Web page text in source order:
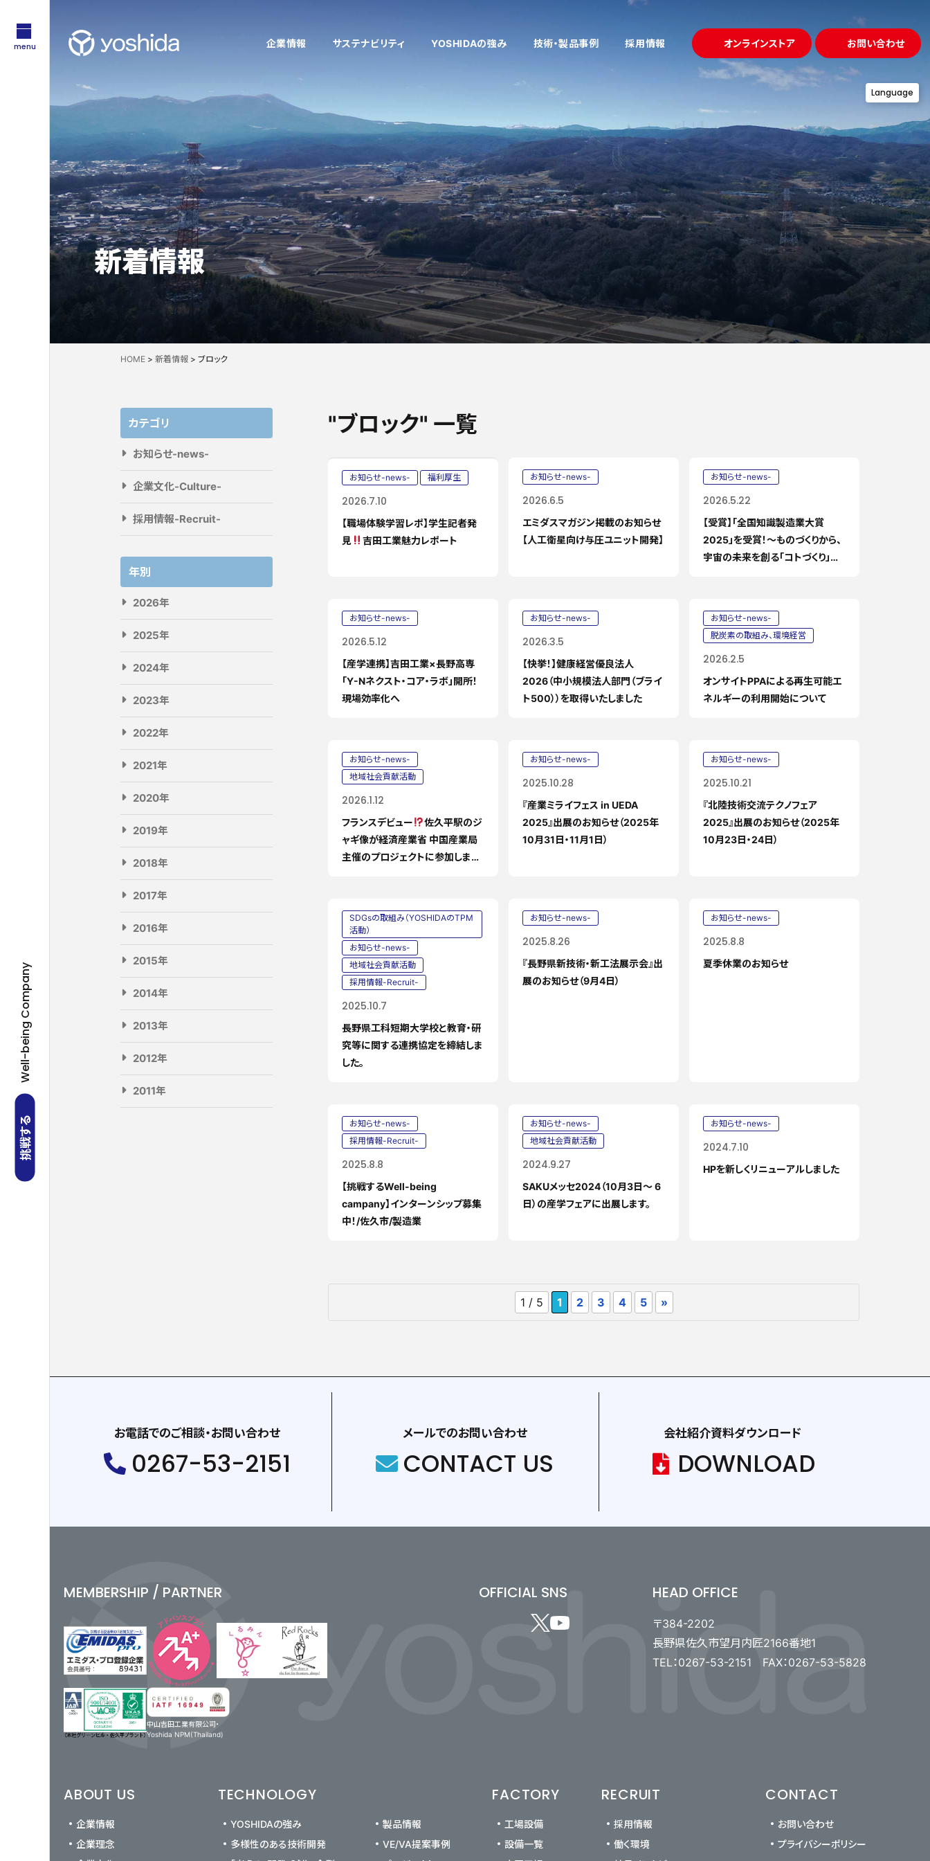
企業情報
About Us
企業情報
企業理念 企業文化 アクセス
新着情報 工場設備 設備一覧
サステナビリティ
Sustainability 健康経営
YOSHIDAの強み
YOSHIDAの強み
Feature
吉田工業の強み
多様性のある技術開発 「考える」開発・試作・金型 「溶かして固める」鋳造
「削る」切削 「仕上げる」表面処理・熱処理 「守る」品質
中国工場 タイ工場
技術・製品事例
技術・製品情報
Technology
製品情報 VE/VA提案事例 プロジェクト
自社商品
採用情報
Recruit
採用情報
働く環境 社員インタビュー 募集要項
採用お問い合わせフォーム
オンラインストア お問い合わせ
新着情報
HOME> 新着情報> ブロック
"ブロック" 一覧
お知らせ-news- 福利厚生
2026.7.10
【職場体験学習レポ】学生記者発
見
吉田工業魅力レポート
お知らせ-news-
2026.6.5
エミダスマガジン掲載のお知らせ
【人工衛星向け与圧ユニット開発】
お知らせ-news-
2026.5.22
【受賞】「全国知識製造業大賞
2025」を受賞！〜ものづくりから、
宇宙の未来を創る「コトづくり」
お知らせ-news-
2026.5.12
【産学連携】吉田工業×長野高専
「Y-Nネクスト・コア・ラボ」開所！
現場効率化へ
お知らせ-news-
2026.3.5
【快挙！】健康経営優良法人
2026（中小規模法人部門（ブライ
ト500））を取得いたしました
お知らせ-news-
脱炭素の取組み、環境経営
2026.2.5
オンサイトPPAによる再生可能エ
ネルギーの利用開始について
お知らせ-news-
地域社会貢献活動
2026.1.12
フランスデビュー
佐久平駅のジ
ャギ像が経済産業省 中国産業局
主催のプロジェクトに参加しま
お知らせ-news-
2025.10.28
『産業ミライフェス in UEDA
2025』出展のお知らせ（2025年
10月31日・11月1日）
お知らせ-news-
2025.10.21
『北陸技術交流テクノフェア
2025』出展のお知らせ（2025年
10月23日・24日）
SDGsの取組み（YOSHIDAのTPM
活動）
お知らせ-news-
地域社会貢献活動
採用情報-Recruit-
2025.10.7
長野県工科短期大学校と教育・研
究等に関する連携協定を締結しま
した。
お知らせ-news-
2025.8.26
『長野県新技術・新工法展示会』出
展のお知らせ（9月4日）
お知らせ-news-
2025.8.8
夏季休業のお知らせ
お知らせ-news-
採用情報-Recruit-
2025.8.8
【挑戦するWell-being
campany】インターンシップ募集
中！/佐久市/製造業
お知らせ-news-
地域社会貢献活動
2024.9.27
SAKUメッセ2024（10月3日～ 6
日）の産学フェアに出展します。
お知らせ-news-
2024.7.10
HPを新しくリニューアルしました
1 / 5 1 2 3 4 5 »
カテゴリ
お知らせ-news-
企業文化-Culture-
採用情報-Recruit-
年別
2026年
2025年
2024年
2023年
2022年
2021年
2020年
2019年
2018年
2017年
2016年
2015年
2014年
2013年
2012年
2011年
お電話でのご相談・お問い合わせ
0267-53-2151
メールでのお問い合わせ
CONTACT US
会社紹介資料ダウンロード
DOWNLOAD
MEMBERSHIP / PARTNER
中山吉田工業有限公司・
Yoshida NPM(Thailand)
OFFICIAL SNS HEAD OFFICE
〒384-2202
長野県佐久市望月内匠2166番地1
TEL：0267-53-2151 FAX：0267-53-5828
ABOUT US
企業情報
企業理念
TECHNOLOGY
YOSHIDAの強み
多様性のある技術開発
製品情報
VE/VA提案事例
FACTORY
工場設備
設備一覧
RECRUIT
採用情報
働く環境
CONTACT
お問い合わせ
プライバシーポリシー
menu
挑戦する
Well-being Company
Language